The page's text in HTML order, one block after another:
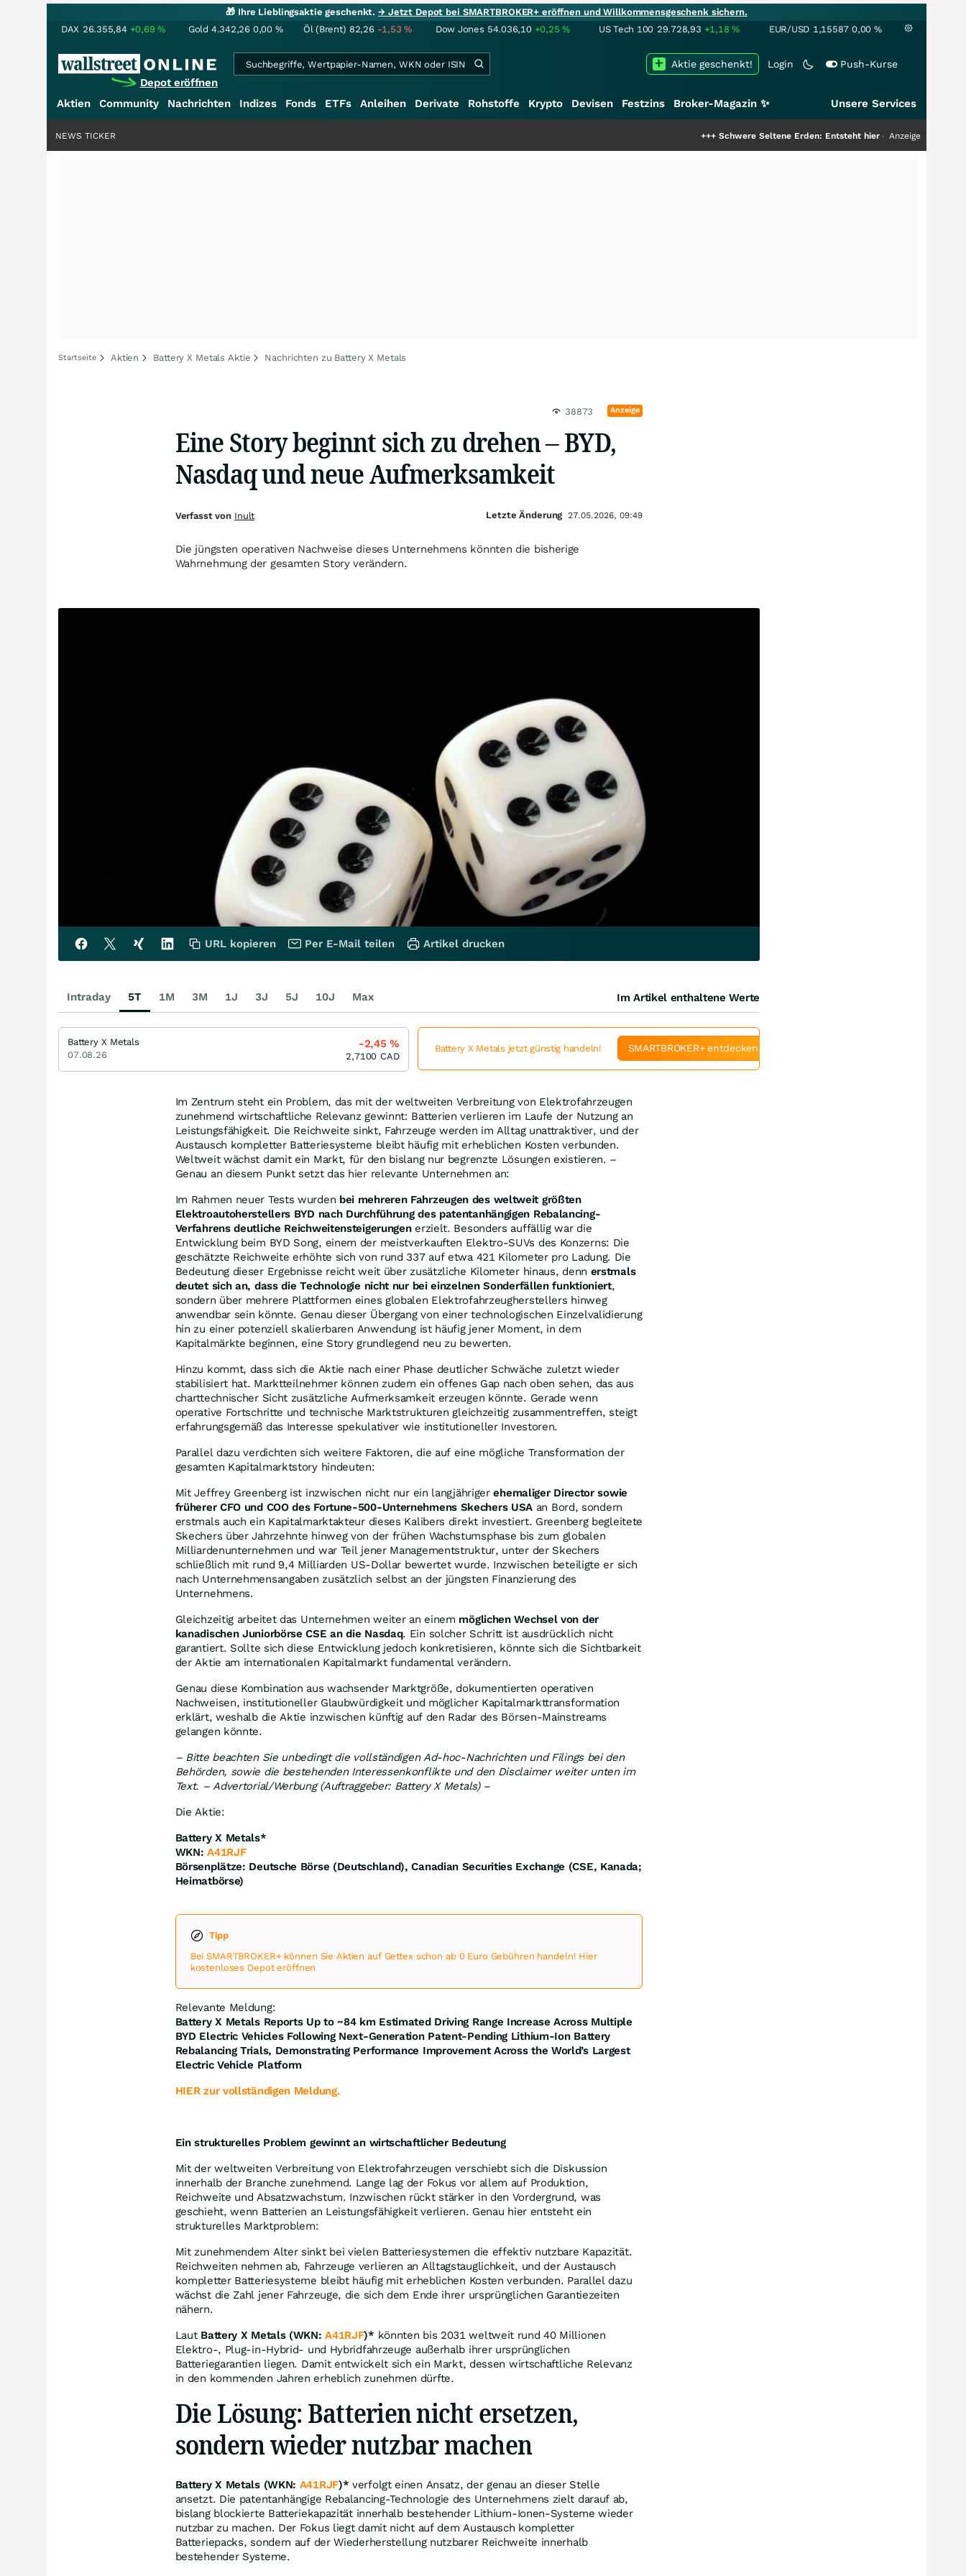
🎁 Ihre Lieblingsaktie geschenkt.→ Jetzt Depot bei SMARTBROKER+ eröffnen und Willkommensgeschenk sichern.
DAX 26.355,84 +0,69% Gold 4.342,26 0,00 % Öl (Brent) 82,26 -1,53% Dow Jones 54.036,10 +0,25% US Tech 100 29.728,93 +1,18% EUR/USD 1,15587 0,00 %
Depot eröffnen
Login Push-Kurse
Aktie geschenkt!
Aktien Community Nachrichten Indizes Fonds ETFs Anleihen Derivate Rohstoffe Krypto Devisen Festzins Broker-Magazin ✨ Unsere Services
Schwere Seltene Erden: Entsteht hier die nächste Milliardenstory?
Anzeige
NEWS TICKER
Startseite Aktien Battery X Metals Aktie Nachrichten zu Battery X Metals
38873 Anzeige
Eine Story beginnt sich zu drehen – BYD,
Nasdaq und neue Aufmerksamkeit
Die jüngsten operativen Nachweise dieses Unternehmens könnten die bisherige
Wahrnehmung der gesamten Story verändern.
Im Zentrum steht ein Problem, das mit der weltweiten Verbreitung von Elektrofahrzeugen
zunehmend wirtschaftliche Relevanz gewinnt: Batterien verlieren im Laufe der Nutzung an
Leistungsfähigkeit. Die Reichweite sinkt, Fahrzeuge werden im Alltag unattraktiver, und der
Austausch kompletter Batteriesysteme bleibt häufig mit erheblichen Kosten verbunden.
Weltweit wächst damit ein Markt, für den bislang nur begrenzte Lösungen existieren. –
Genau an diesem Punkt setzt das hier relevante Unternehmen an:
Im Rahmen neuer Tests wurden bei mehreren Fahrzeugen des weltweit größten
Elektroautoherstellers BYD nach Durchführung des patentanhängigen Rebalancing-
Verfahrens deutliche Reichweitensteigerungenerzielt. Besonders auffällig war die
Entwicklung beim BYD Song, einem der meistverkauften Elektro-SUVs des Konzerns: Die
geschätzte Reichweite erhöhte sich von rund 337 auf etwa 421 Kilometer pro Ladung. Die
Bedeutung dieser Ergebnisse reicht weit über zusätzliche Kilometer hinaus, denn erstmals
deutet sich an, dass die Technologie nicht nur bei einzelnen Sonderfällen funktioniert,
sondern über mehrere Plattformen eines globalen Elektrofahrzeugherstellers hinweg
anwendbar sein könnte. Genau dieser Übergang von einer technologischen Einzelvalidierung
hin zu einer potenziell skalierbaren Anwendung ist häufig jener Moment, in dem
Kapitalmärkte beginnen, eine Story grundlegend neu zu bewerten.
Hinzu kommt, dass sich die Aktie nach einer Phase deutlicher Schwäche zuletzt wieder
stabilisiert hat. Marktteilnehmer können zudem ein offenes Gap nach oben sehen, das aus
charttechnischer Sicht zusätzliche Aufmerksamkeit erzeugen könnte. Gerade wenn
operative Fortschritte und technische Marktstrukturen gleichzeitig zusammentreffen, steigt
erfahrungsgemäß das Interesse spekulativer wie institutioneller Investoren.
Parallel dazu verdichten sich weitere Faktoren, die auf eine mögliche Transformation der
gesamten Kapitalmarktstory hindeuten:
Mit Jeffrey Greenberg ist inzwischen nicht nur ein langjährigerehemaliger Director sowie
früherer CFO und COO des Fortune-500-Unternehmens Skechers USA an Bord, sondern
erstmals auch ein Kapitalmarktakteur dieses Kalibers direkt investiert. Greenberg begleitete
Skechers über Jahrzehnte hinweg von der frühen Wachstumsphase bis zum globalen
Milliardenunternehmen und war Teil jener Managementstruktur, unter der Skechers
schließlich mit rund 9,4 Milliarden US-Dollar bewertet wurde. Inzwischen beteiligte er sich
nach Unternehmensangaben zusätzlich selbst an der jüngsten Finanzierung des
Unternehmens.
Gleichzeitig arbeitet das Unternehmen weiter an einem möglichen Wechsel von der
kanadischen Juniorbörse CSE an die Nasdaq. Ein solcher Schritt ist ausdrücklich nicht
garantiert. Sollte sich diese Entwicklung jedoch konkretisieren, könnte sich die Sichtbarkeit
der Aktie am internationalen Kapitalmarkt fundamental verändern.
Genau diese Kombination aus wachsender Marktgröße, dokumentierten operativen
Nachweisen, institutioneller Glaubwürdigkeit und möglicher Kapitalmarkttransformation
erklärt, weshalb die Aktie inzwischen künftig auf den Radar des Börsen-Mainstreams
gelangen könnte.
– Bitte beachten Sie unbedingt die vollständigen Ad-hoc-Nachrichten und Filings bei den
Behörden, sowie die bestehenden Interessenkonflikte und den Disclaimer weiter unten im
Text. – Advertorial/Werbung (Auftraggeber: Battery X Metals) –
Die Aktie:
Battery X Metals*
WKN:A41RJF
Börsenplätze: Deutsche Börse (Deutschland), Canadian Securities Exchange (CSE, Kanada;
Heimatbörse)
Tipp
Bei SMARTBROKER+ können Sie Aktien auf Gettex schon ab 0 Euro Gebühren handeln! Hier
kostenloses Depot eröffnen
Relevante Meldung:
Battery X Metals Reports Up to ~84 km Estimated Driving Range Increase Across Multiple
BYD Electric Vehicles Following Next-Generation Patent-Pending Lithium-Ion Battery
Rebalancing Trials, Demonstrating Performance Improvement Across the World’s Largest
Electric Vehicle Platform
HIER zur vollständigen Meldung.
Ein strukturelles Problem gewinnt an wirtschaftlicher Bedeutung
Mit der weltweiten Verbreitung von Elektrofahrzeugen verschiebt sich die Diskussion
innerhalb der Branche zunehmend. Lange lag der Fokus vor allem auf Produktion,
Reichweite und Absatzwachstum. Inzwischen rückt stärker in den Vordergrund, was
geschieht, wenn Batterien an Leistungsfähigkeit verlieren. Genau hier entsteht ein
strukturelles Marktproblem:
Mit zunehmendem Alter sinkt bei vielen Batteriesystemen die effektiv nutzbare Kapazität.
Reichweiten nehmen ab, Fahrzeuge verlieren an Alltagstauglichkeit, und der Austausch
kompletter Batteriesysteme bleibt häufig mit erheblichen Kosten verbunden. Parallel dazu
wächst die Zahl jener Fahrzeuge, die sich dem Ende ihrer ursprünglichen Garantiezeiten
nähern.
Laut Battery X Metals (WKN:A41RJF)* könnten bis 2031 weltweit rund 40 Millionen
Elektro-, Plug-in-Hybrid- und Hybridfahrzeuge außerhalb ihrer ursprünglichen
Batteriegarantien liegen. Damit entwickelt sich ein Markt, dessen wirtschaftliche Relevanz
in den kommenden Jahren erheblich zunehmen dürfte.
Die Lösung: Batterien nicht ersetzen,
sondern wieder nutzbar machen
Battery X Metals (WKN: A41RJF)* verfolgt einen Ansatz, der genau an dieser Stelle
ansetzt. Die patentanhängige Rebalancing-Technologie des Unternehmens zielt darauf ab,
bislang blockierte Batteriekapazität innerhalb bestehender Lithium-Ionen-Systeme wieder
nutzbar zu machen. Der Fokus liegt damit nicht auf dem Austausch kompletter
Batteriepacks, sondern auf der Wiederherstellung nutzbarer Reichweite innerhalb
bestehender Systeme.
Verfasst von Inult Letzte Änderung 27.05.2026, 09:49
URL kopieren Per E-Mail teilen Artikel drucken
Intraday 5T 1M 3M 1J 3J 5J 10J Max Im Artikel enthaltene Werte
Battery X Metals
07.08.26
-2,45%
2,7100 CAD
Battery X Metals jetzt günstig handeln! SMARTBROKER+ entdecken